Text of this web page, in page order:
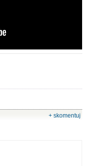
+ skomentuj